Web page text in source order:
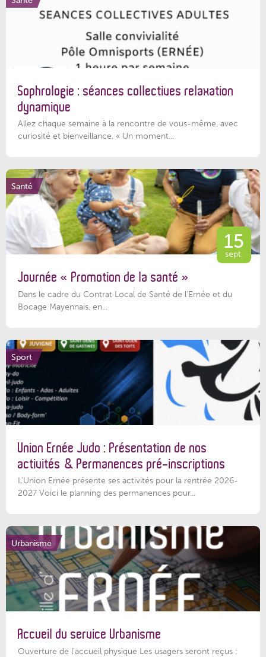
Sophrologie : séances collectives relaxation
dynamique
Allez chaque semaine à la rencontre de vous-même, avec
curiosité et bienveillance. « Un moment...
Santé
15
sept.
Journée « Promotion de la santé »
Dans le cadre du Contrat Local de Santé de l’Ernée et du
Bocage Mayennais, en...
Sport
Union Ernée Judo : Présentation de nos
activités & Permanences pré-inscriptions
L'Union Ernée présente ses activités pour la rentrée 2026-
2027 Voici le planning des permanences pour...
Urbanisme
Accueil du service Urbanisme
Ouverture de l'accueil physique Les usagers seront reçus :